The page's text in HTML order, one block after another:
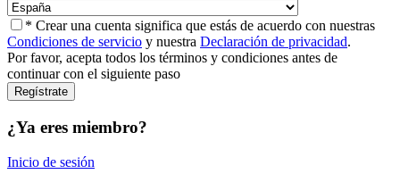
* Crear una cuenta significa que estás de acuerdo con nuestras
Condiciones de servicio y nuestra Declaración de privacidad.
Por favor, acepta todos los términos y condiciones antes de
continuar con el siguiente paso
¿Ya eres miembro?
Inicio de sesión